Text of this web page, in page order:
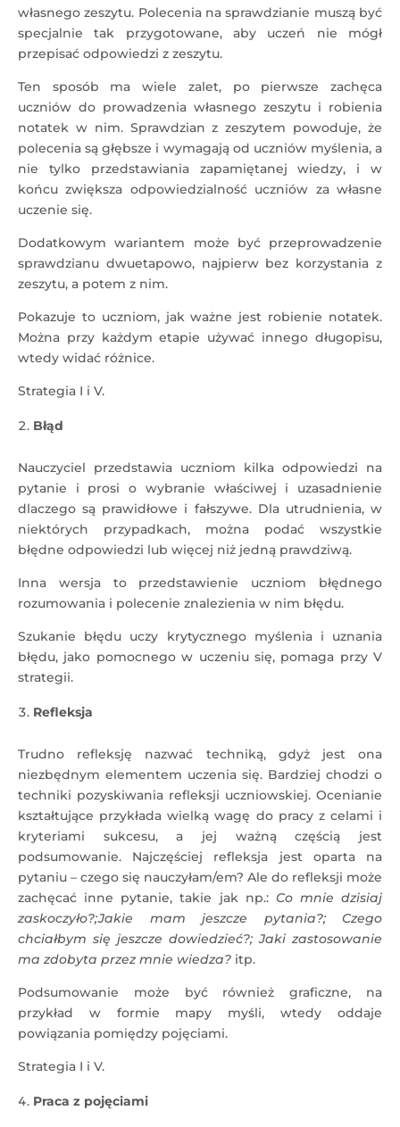
własnego zeszytu. Polecenia na sprawdzianie muszą być
specjalnie tak przygotowane, aby uczeń nie mógł
przepisać odpowiedzi z zeszytu.
Ten sposób ma wiele zalet, po pierwsze zachęca
uczniów do prowadzenia własnego zeszytu i robienia
notatek w nim. Sprawdzian z zeszytem powoduje, że
polecenia są głębsze i wymagają od uczniów myślenia, a
nie tylko przedstawiania zapamiętanej wiedzy, i w
końcu zwiększa odpowiedzialność uczniów za własne
uczenie się.
Dodatkowym wariantem może być przeprowadzenie
sprawdzianu dwuetapowo, najpierw bez korzystania z
zeszytu, a potem z nim.
Pokazuje to uczniom, jak ważne jest robienie notatek.
Można przy każdym etapie używać innego długopisu,
wtedy widać różnice.
Strategia I i V.
Błąd
Nauczyciel przedstawia uczniom kilka odpowiedzi na
pytanie i prosi o wybranie właściwej i uzasadnienie
dlaczego są prawidłowe i fałszywe. Dla utrudnienia, w
niektórych przypadkach, można podać wszystkie
błędne odpowiedzi lub więcej niż jedną prawdziwą.
Inna wersja to przedstawienie uczniom błędnego
rozumowania i polecenie znalezienia w nim błędu.
Szukanie błędu uczy krytycznego myślenia i uznania
błędu, jako pomocnego w uczeniu się, pomaga przy V
strategii.
Refleksja
Trudno refleksję nazwać techniką, gdyż jest ona
niezbędnym elementem uczenia się. Bardziej chodzi o
techniki pozyskiwania refleksji uczniowskiej. Ocenianie
kształtujące przykłada wielką wagę do pracy z celami i
kryteriami sukcesu, a jej ważną częścią jest
podsumowanie. Najczęściej refleksja jest oparta na
pytaniu – czego się nauczyłam/em? Ale do refleksji może
zachęcać inne pytanie, takie jak np.: Co mnie dzisiaj
zaskoczyło?;Jakie mam jeszcze pytania?; Czego
chciałbym się jeszcze dowiedzieć?; Jaki zastosowanie
ma zdobyta przez mnie wiedza? itp.
Podsumowanie może być również graficzne, na
przykład w formie mapy myśli, wtedy oddaje
powiązania pomiędzy pojęciami.
Strategia I i V.
Praca z pojęciami